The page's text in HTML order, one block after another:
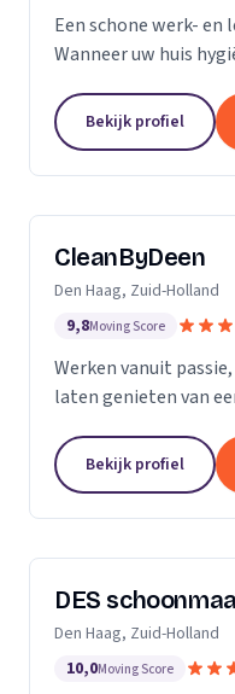
Een schone werk-
Wanneer uw huis
een goede indruk op
Bekijk profiel
CleanByDeen
Den Haag, Zuid-Holland
9,8Moving Score
Werken vanuit
laten genieten van
Beleef het weer als
Bekijk profiel
DES
Den Haag, Zuid-Holland
10,0Moving Score